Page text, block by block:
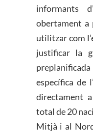
informants
obertament a
utilitzar com
justificar la
específica de
directament
total de 20
Mitjà i al